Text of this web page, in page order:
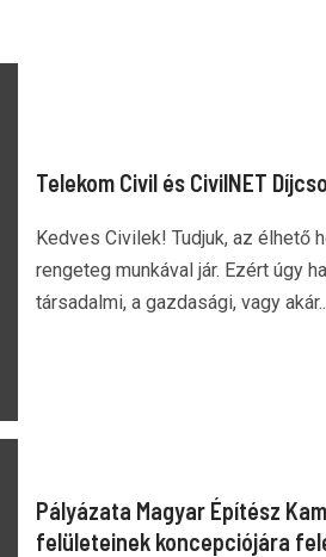
Telekom Civil és CivilNET
Kedves Civilek! Tudjuk, az élhető
rengeteg munkával jár. Ezért úgy
társadalmi, a gazdasági, vagy
Pályázata Magyar Építész
felületeinek koncepciójára